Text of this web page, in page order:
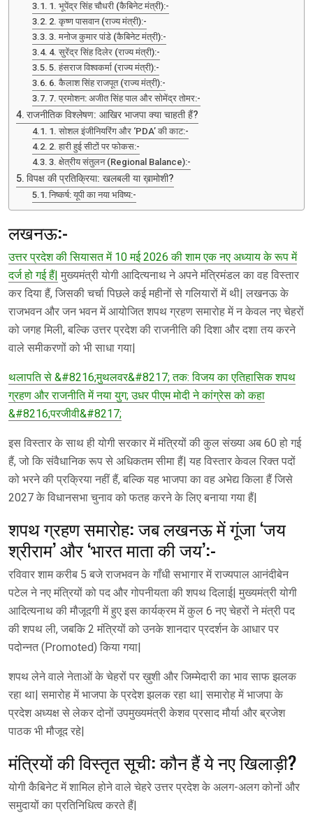
1. भूपेंद्र सिंह चौधरी (कैबिनेट मंत्री):-
2. कृष्ण पासवान (राज्य मंत्री):-
3. मनोज कुमार पांडे (कैबिनेट मंत्री):-
4. सुरेंद्र सिंह दिलेर (राज्य मंत्री):-
5. हंसराज विश्वकर्मा (राज्य मंत्री):-
6. कैलाश सिंह राजपूत (राज्य मंत्री):-
7. प्रमोशन: अजीत सिंह पाल और सोमेंद्र तोमर:-
राजनीतिक विश्लेषण: आखिर भाजपा क्या चाहती हैं?
1. सोशल इंजीनियरिंग और ‘PDA’ की काट:-
2. हारी हुई सीटों पर फोकस:-
3. क्षेत्रीय संतुलन (Regional Balance):-
विपक्ष की प्रतिक्रिया: खलबली या ख़ामोशी?
निष्कर्ष: यूपी का नया भविष्य:-
लखनऊ:-
उत्तर प्रदेश की सियासत में 10 मई 2026 की शाम एक नए अध्याय के रूप में
दर्ज हो गई हैं| मुख्यमंत्री योगी आदित्यनाथ ने अपने मंत्रिमंडल का वह विस्तार
कर दिया हैं, जिसकी चर्चा पिछले कई महीनों से गलियारों में थी| लखनऊ के
राजभवन और जन भवन में आयोजित शपथ ग्रहण समारोह में न केवल नए चेहरों
को जगह मिली, बल्कि उत्तर प्रदेश की राजनीति की दिशा और दशा तय करने
वाले समीकरणों को भी साधा गया|
थलापति से &#8216;मुथलवर&#8217; तक: विजय का एतिहासिक शपथ
ग्रहण और राजनीति में नया युग; उधर पीएम मोदी ने कांग्रेस को कहा
&#8216;परजीवी&#8217;
इस विस्तार के साथ ही योगी सरकार में मंत्रियों की कुल संख्या अब 60 हो गई
हैं, जो कि संवैधानिक रूप से अधिकतम सीमा हैं| यह विस्तार केवल रिक्त पदों
को भरने की प्रक्रिया नहीं हैं, बल्कि यह भाजपा का वह अभेद्य किला हैं जिसे
2027 के विधानसभा चुनाव को फतह करने के लिए बनाया गया हैं|
शपथ ग्रहण समारोह: जब लखनऊ में गूंजा ‘जय
श्रीराम’ और ‘भारत माता की जय’:-
रविवार शाम करीब 5 बजे राजभवन के गाँधी सभागार में राज्यपाल आनंदीबेन
पटेल ने नए मंत्रियों को पद और गोपनीयता की शपथ दिलाई| मुख्यमंत्री योगी
आदित्यनाथ की मौजूदगी में हुए इस कार्यक्रम में कुल 6 नए चेहरों ने मंत्री पद
की शपथ ली, जबकि 2 मंत्रियों को उनके शानदार प्रदर्शन के आधार पर
पदोन्नत (Promoted) किया गया|
शपथ लेने वाले नेताओं के चेहरों पर ख़ुशी और जिम्मेदारी का भाव साफ झलक
रहा था| समारोह में भाजपा के प्रदेश झलक रहा था| समारोह में भाजपा के
प्रदेश अध्यक्ष से लेकर दोनों उपमुख्यमंत्री केशव प्रसाद मौर्या और ब्रजेश
पाठक भी मौजूद रहे|
मंत्रियों की विस्तृत सूची: कौन हैं ये नए खिलाड़ी?
योगी कैबिनेट में शामिल होने वाले चेहरे उत्तर प्रदेश के अलग-अलग कोनों और
समुदायों का प्रतिनिधित्व करते हैं|